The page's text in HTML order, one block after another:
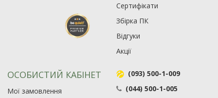
Сертифікати
Збірка ПК
Відгуки
Акції
ОСОБИСТИЙ КАБІНЕТ
Мої замовлення
(093) 500-1-009
(044) 500-1-005